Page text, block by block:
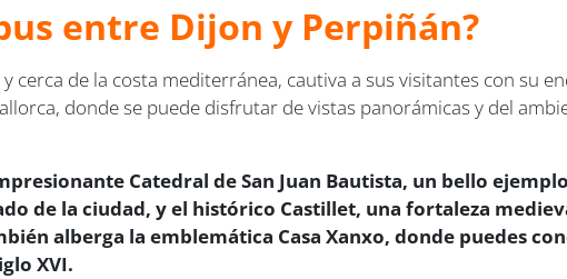
entre Dijon y Perpiñán?
cerca de la costa mediterránea, cautiva a sus visitantes con su
donde se puede disfrutar de vistas panorámicas y del
Catedral de San Juan Bautista, un bello
de la ciudad, y el histórico Castillet, una fortaleza
alberga la emblemática Casa Xanxo, donde puedes
XVI.